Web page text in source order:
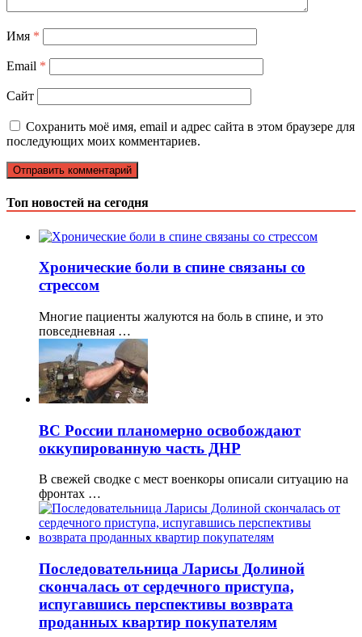
Имя *
Email *
Сайт
Сохранить моё имя, email и адрес сайта в этом браузере для
последующих моих комментариев.
Топ новостей на сегодня
Хронические боли в спине связаны со
стрессом
Многие пациенты жалуются на боль в спине, и это
повседневная …
ВС России планомерно освобождают
оккупированную часть ДНР
В свежей сводке с мест военкоры описали ситуацию на
фронтах …
Последовательница Ларисы Долиной
скончалась от сердечного приступа,
испугавшись перспективы возврата
проданных квартир покупателям